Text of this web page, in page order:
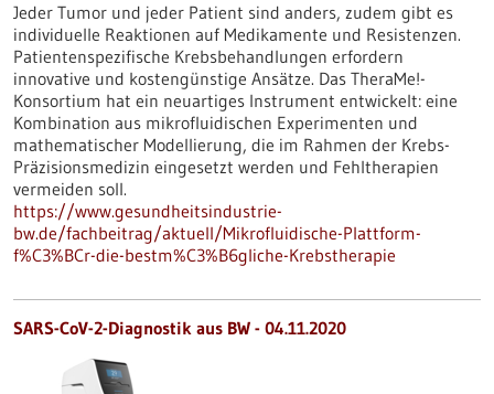
Jeder Tumor und jeder Patient sind anders, zudem gibt es
individuelle Reaktionen auf Medikamente und Resistenzen.
Patientenspezifische Krebsbehandlungen erfordern
innovative und kostengünstige Ansätze. Das TheraMe!-
Konsortium hat ein neuartiges Instrument entwickelt: eine
Kombination aus mikrofluidischen Experimenten und
mathematischer Modellierung, die im Rahmen der Krebs-
Präzisionsmedizin eingesetzt werden und Fehltherapien
vermeiden soll.
https://www.gesundheitsindustrie-
bw.de/fachbeitrag/aktuell/Mikrofluidische-Plattform-
f%C3%BCr-die-bestm%C3%B6gliche-Krebstherapie
SARS-CoV-2-Diagnostik aus BW - 04.11.2020